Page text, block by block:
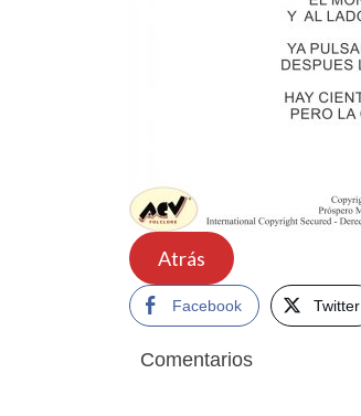
Atrás
Facebook Twitter
Comentarios